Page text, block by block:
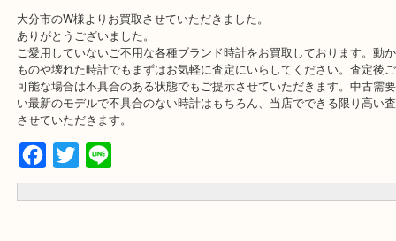
大分,別府,由布,日出,杵築,国東,豊後高田,宇佐,由布,玖珠,日田,臼杵,
豊後大野,竹田他で新古品の買取専門店として買取満足度No1目指し
中の「大吉 大分店」です！
大分市のW様よりお買取させていただきました。
ご愛用していないご不用な各種ブランド時計をお買取しております
ものや壊れた時計でもまずはお気軽に査定にいらしてください。査
可能な場合は不具合のある状態でもご提示させていただきます。中
い最新のモデルで不具合のない時計はもちろん、当店でできる限り